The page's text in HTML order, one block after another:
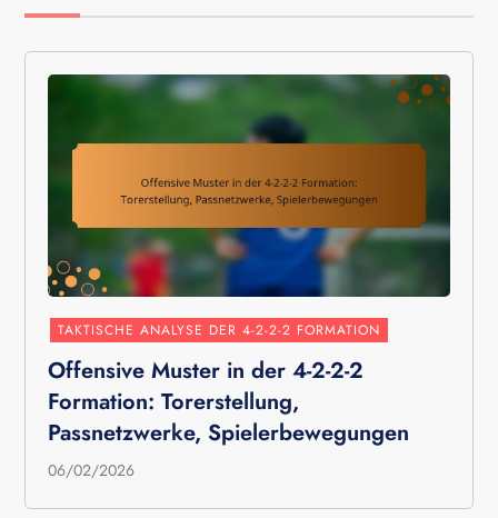
TAKTISCHE ANALYSE DER 4-2-2-2 FORMATION
Offensive Muster in der 4-2-2-2
Formation: Torerstellung,
Passnetzwerke, Spielerbewegungen
06/02/2026